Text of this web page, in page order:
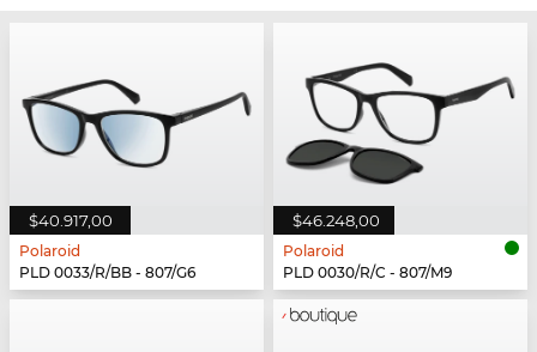
$40.917,00
Polaroid
PLD 0033/R/BB - 807/G6
$46.248,00
Polaroid
PLD 0030/R/C - 807/M9